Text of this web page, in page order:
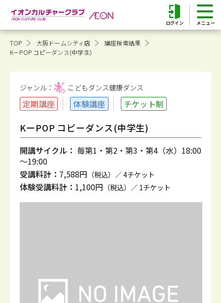
ログイン
TOP 大阪ドームシティ店
講座検索結果
KーPOP コピーダンス(中学生)
ジャンル： こどもダンス健康ダンス
定期講座 体験講座 チケット制
KーPOP コピーダンス(中学生)
開講サイクル： 毎第1・第2・第3・第4（水）18:00
～19:00
受講料計： 7,588円 （税込）／ 4チケット
体験受講料計： 1,100円 （税込）／ 1チケット